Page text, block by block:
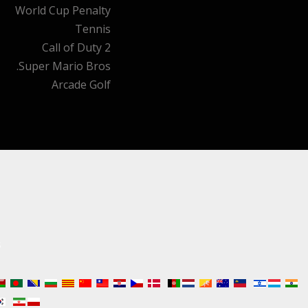
World Cup Penalty
Tennis
Call of Duty 2
Super Mario Bros.
Arcade Golf